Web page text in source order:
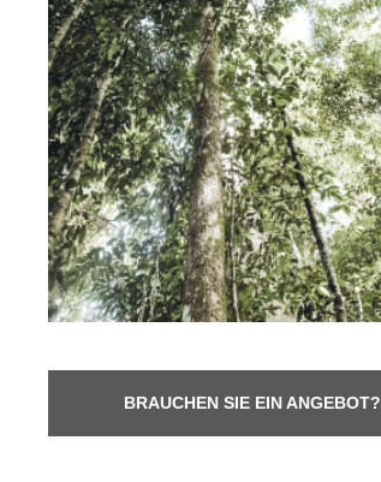
BRAUCHEN SIE EIN ANGEBOT?